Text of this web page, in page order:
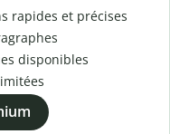
rapides et précises
disponibles